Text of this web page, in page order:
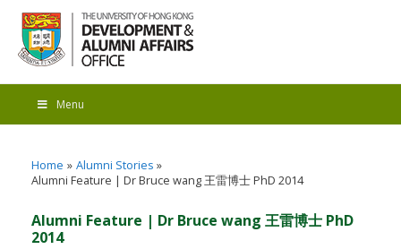
Menu
Home
Alumni Stories
Alumni Feature | Dr Bruce wang 王雷博士 PhD 2014
Alumni Feature | Dr Bruce wang 王雷博士 PhD
2014